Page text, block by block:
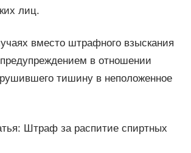
лиц.
вместо штрафного взыскания
в отношении
тишину в неположенное
Штраф за распитие спиртных